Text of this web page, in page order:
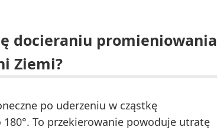
docieraniu promieniowania
Ziemi?
po uderzeniu w cząstkę
To przekierowanie powoduje utratę